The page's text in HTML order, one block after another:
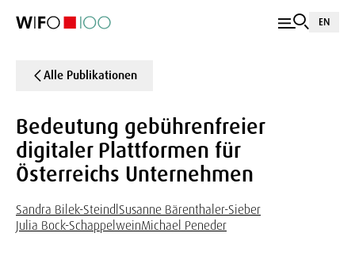
EN
Alle Publikationen
Bedeutung gebührenfreier
digitaler Plattformen für
Österreichs Unternehmen
Sandra Bilek-Steindl Susanne Bärenthaler-Sieber
Julia Bock-SchappelweinMichael Peneder